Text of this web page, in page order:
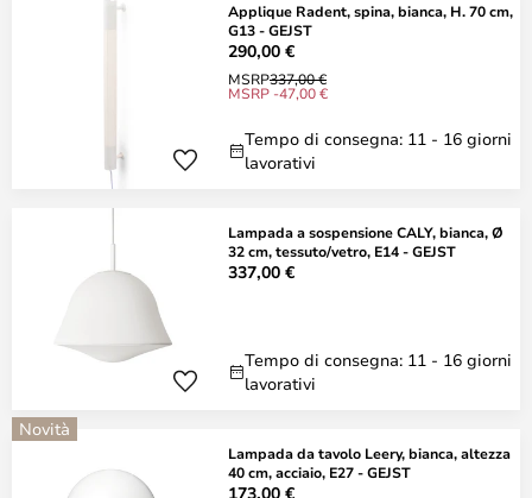
Applique Radent, spina, bianca, H. 70 cm,
G13 - GEJST
290,00 €
MSRP337,00 €
MSRP -47,00 €
Tempo di consegna: 11 - 16 giorni
lavorativi
Lampada a sospensione CALY, bianca, Ø
32 cm, tessuto/vetro, E14 - GEJST
337,00 €
Tempo di consegna: 11 - 16 giorni
lavorativi
Novità
Lampada da tavolo Leery, bianca, altezza
40 cm, acciaio, E27 - GEJST
173,00 €